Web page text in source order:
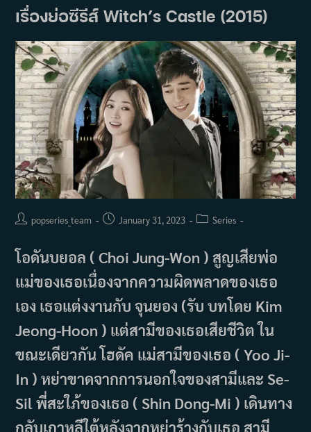
(2015)
เรื่องย่อซีรีส์ Witch’s Castle (2015)
Postpopseries_team
PostJanuary 31, 2023
PostSeries
โอดันบยอล ( Choi Jung-Won ) สูญเสียพ่อ
แม่ของเธอเนื่องจากความผิดพลาดของเธอ
เอง เธอแต่งงานกับ จุนยอง (รับ บทโดย Kim
Jeong-Hoon ) แต่สามีของเธอเสียชีวิต ใน
ขณะเดียวกัน โฮดัค แม่สามีของเธอ ( Yoo Ji-
In ) หย่าขาดจากการนอกใจของสามีและ Se-
Sil พี่สะใภ้ของเธอ ( Shin Dong-Mi ) เดินทาง
กลับเกาหลีใต้หลังจากหย่าร้างกับเธอ สามี